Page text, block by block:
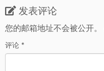
发表评论
您的邮箱地址不会被公开。
评论 *